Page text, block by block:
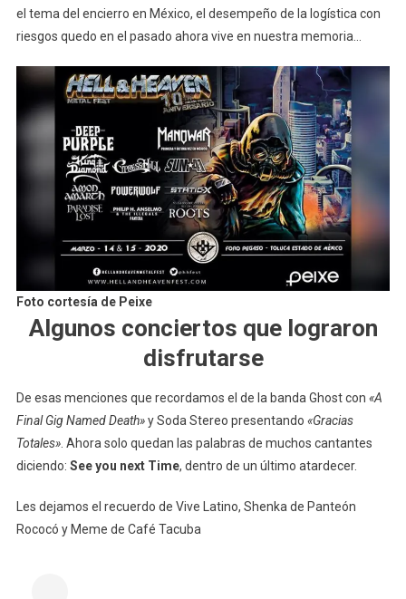
el tema del encierro en México, el desempeño de la logística con
riesgos quedo en el pasado ahora vive en nuestra memoria…
Foto cortesía de Peixe
Algunos conciertos que lograron
disfrutarse
De esas menciones que recordamos el de la banda Ghost con «A
Final Gig Named Death»y Soda Stereo presentando «Gracias
Totales». Ahora solo quedan las palabras de muchos cantantes
diciendo: See you next Time, dentro de un último atardecer.
Les dejamos el recuerdo de Vive Latino, Shenka de Panteón
Rococó y Meme de Café Tacuba